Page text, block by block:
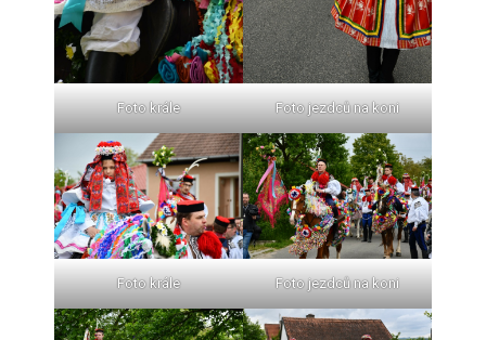
Foto krále Foto jezdců na koni
Foto krále Foto jezdců na koni